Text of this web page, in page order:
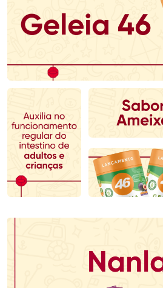
Comprar sem Desconto
Por R$ 110,99/cada
Comprar sem Desconto
Por R$ 110,99/cada